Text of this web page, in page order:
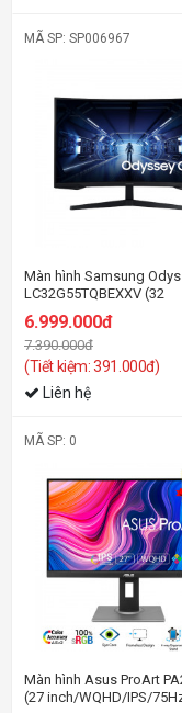
MÃ SP: SP006967
Màn hình Samsung
LC32G55TQBEXXV (32
inch/WQHD/VA/144Hz/
6.999.000đ
7.390.000đ
(Tiết kiệm: 391.000đ)
Liên hệ
MÃ SP: 0
Màn hình Asus ProArt
(27 inch/WQHD/IPS/